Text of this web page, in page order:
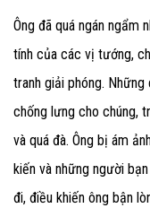
Ông đã quá ngán ngẩm
tính của các vị tướng,
tranh giải phóng.
chống lưng cho chúng,
và quá đà. Ông bị ám
kiến và những người
đi, điều khiến ông bận